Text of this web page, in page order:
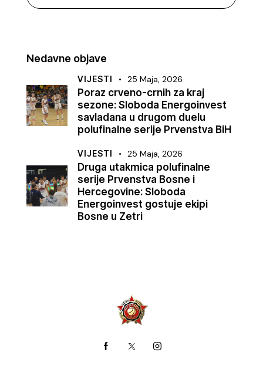
Nedavne objave
VIJESTI 25 Maja, 2026
Poraz crveno-crnih za kraj
sezone: Sloboda Energoinvest
savladana u drugom duelu
polufinalne serije Prvenstva BiH
VIJESTI 25 Maja, 2026
Druga utakmica polufinalne
serije Prvenstva Bosne i
Hercegovine: Sloboda
Energoinvest gostuje ekipi
Bosne u Zetri